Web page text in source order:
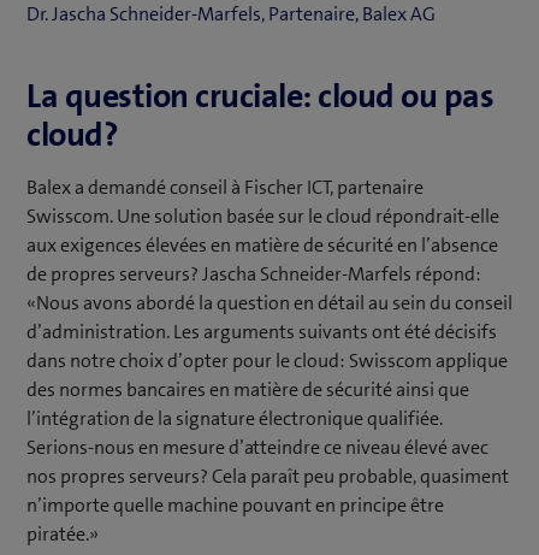
Dr. Jascha Schneider­-Marfels, Partenaire, Balex AG
La question cruciale: cloud ou pas
cloud?
Balex a demandé conseil à Fischer ICT, partenaire
Swisscom. Une solution basée sur le cloud répondrait-elle
aux exigences élevées en matière de sécurité en l’absence
de propres serveurs? Jascha Schneider-Marfels répond:
«Nous avons abordé la question en détail au sein du conseil
d’administration. Les arguments suivants ont été décisifs
dans notre choix d’opter pour le cloud: Swisscom applique
des normes bancaires en matière de sécurité ainsi que
l’intégration de la signature électronique qualifiée.
Serions-nous en mesure d’atteindre ce niveau élevé avec
nos propres serveurs? Cela paraît peu probable, quasiment
n’importe quelle machine pouvant en principe être
piratée.»